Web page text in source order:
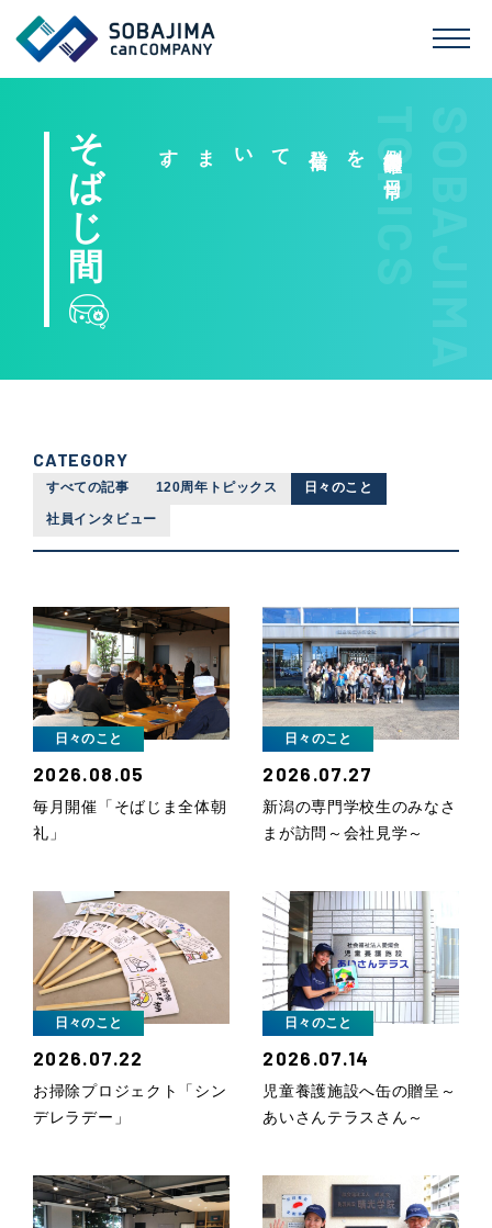
そばじ間
そ
ば
じ
間
側島製罐の
日常
を
発信し
ています
。 TOPICS
CATEGORY
すべての記事 120周年トピックス 日々のこと
社員インタビュー
日々のこと
2026.08.05
毎月開催「そばじま全体朝
礼」
日々のこと
2026.07.27
新潟の専門学校生のみなさ
まが訪問～会社見学～
日々のこと
2026.07.22
お掃除プロジェクト「シン
デレラデー」
日々のこと
2026.07.14
児童養護施設へ缶の贈呈～
あいさんテラスさん～